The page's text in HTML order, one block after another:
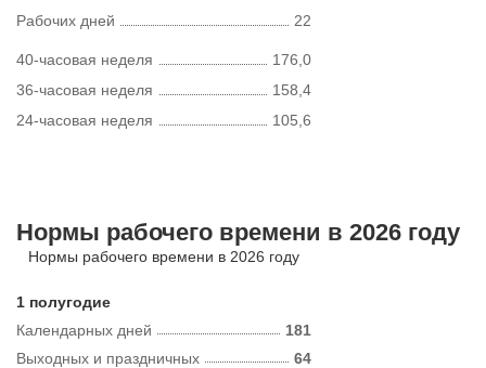
Рабочих дней
22
40-часовая неделя
176,0
36-часовая неделя
158,4
24-часовая неделя
105,6
Нормы рабочего времени в 2026 году
Нормы рабочего времени в 2026 году
1 полугодие
Календарных дней
181
Выходных и праздничных 64